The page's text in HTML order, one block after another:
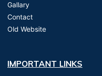
Gallary
Contact
Old Website
IMPORTANT LINKS